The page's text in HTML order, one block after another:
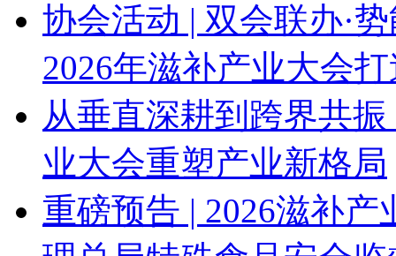
协会活动 | 双会联办·
2026年滋补产业大会
从垂直深耕到跨界共
业大会重塑产业新格局
重磅预告 | 2026滋补